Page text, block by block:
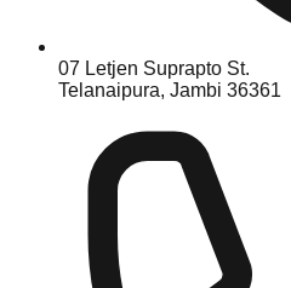
07 Letjen Suprapto St.
Telanaipura, Jambi 36361